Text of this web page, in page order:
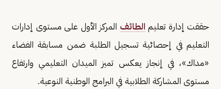
حققت إدارة تعليم الطائف المركز الأول على مستوى إدارات
التعليم في إحصائية تسجيل الطلبة ضمن مسابقة الفضاء
«مداك»، في إنجاز يعكس تميز الميدان التعليمي وارتفاع
مستوى المشاركة الطلابية في البرامج الوطنية النوعية.